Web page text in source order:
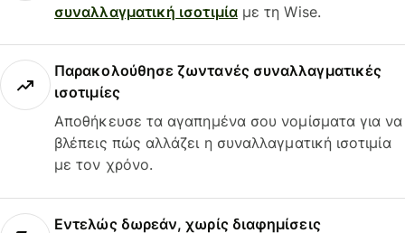
συναλλαγματική ισοτιμίαμε τη Wise.
Παρακολούθησε ζωντανές συναλλαγματικές
ισοτιμίες
Αποθήκευσε τα αγαπημένα σου νομίσματα για να
βλέπεις πώς αλλάζει η συναλλαγματική ισοτιμία
με τον χρόνο.
Εντελώς δωρεάν, χωρίς διαφημίσεις